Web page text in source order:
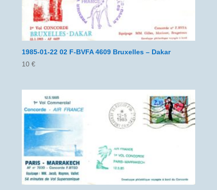
1985-01-22 02 F-BVFA 4609 Bruxelles – Dakar
10 €